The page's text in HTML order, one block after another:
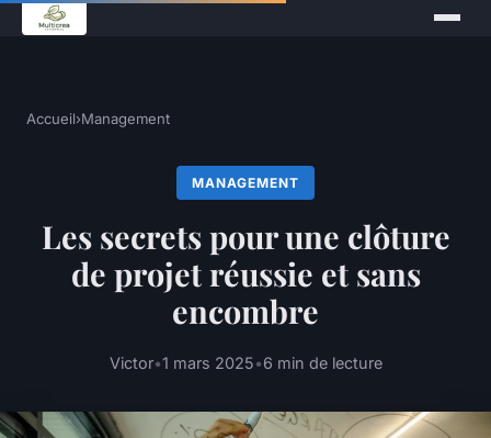
Accueil›Management
MANAGEMENT
Les secrets pour une clôture
de projet réussie et sans
encombre
Victor•1 mars 2025•6 min de lecture